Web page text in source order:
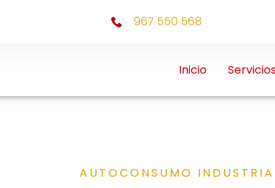
967 550 568
Inicio
AUTOCONSUMO